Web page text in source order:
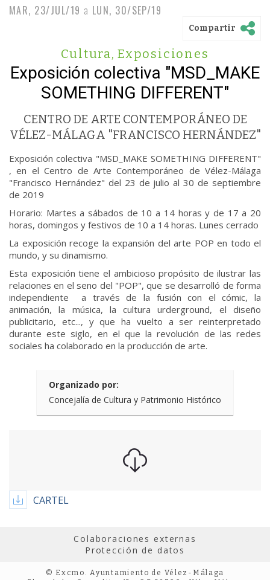
MAR, 23/JUL/19 a LUN, 30/SEP/19
Compartir
Cultura, Exposiciones
Exposición colectiva "MSD_MAKE
SOMETHING DIFFERENT"
CENTRO DE ARTE CONTEMPORÁNEO DE
VÉLEZ-MÁLAGA "FRANCISCO HERNÁNDEZ"
Exposición colectiva "MSD_MAKE SOMETHING DIFFERENT"
, en el Centro de Arte Contemporáneo de Vélez-Málaga
"Francisco Hernández" del 23 de julio al 30 de septiembre
de 2019
Horario: Martes a sábados de 10 a 14 horas y de 17 a 20
horas, domingos y festivos de 10 a 14 horas. Lunes cerrado
La exposición recoge la expansión del arte POP en todo el
mundo, y su dinamismo.
Esta exposición tiene el ambicioso propósito de ilustrar las
relaciones en el seno del "POP", que se desarrolló de forma
independiente a través de la fusión con el cómic, la
animación, la música, la cultura urderground, el diseño
publicitario, etc..., y que ha vuelto a ser reinterpretado
durante este siglo, en el que la revolución de las redes
sociales ha colaborado en la producción de arte.
Organizado por:
Concejalía de Cultura y Patrimonio Histórico
CARTEL
Colaboraciones externas
Protección de datos
© Excmo. Ayuntamiento de Vélez-Málaga